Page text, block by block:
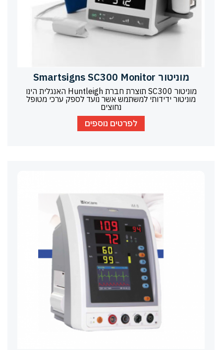
מוניטור Smartsigns SC300 Monitor
מוניטור SC300 תוצרת חברת Huntleigh האנגלית הינו
מוניטור ידידותי למשתמש אשר נועד לספק ערכי מטופל
נחוצים
לפרטים נוספים